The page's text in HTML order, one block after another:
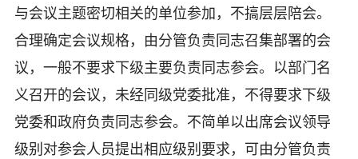
与会议主题密切相关的单位参加，不搞层层陪会。
合理确定会议规格，由分管负责同志召集部署的会
议，一般不要求下级主要负责同志参会。以部门名
义召开的会议，未经同级党委批准，不得要求下级
党委和政府负责同志参会。不简单以出席会议领导
级别对参会人员提出相应级别要求，可由分管负责